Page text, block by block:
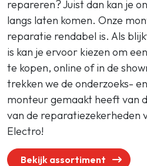
repareren? Juist dan kan je
langs laten komen. Onze
reparatie rendabel is. Als
is kan je ervoor kiezen om
te kopen, online of in de
trekken we de onderzoeks-
monteur gemaakt heeft van
van de reparatiezekerheden
Electro!
Bekijk assortiment